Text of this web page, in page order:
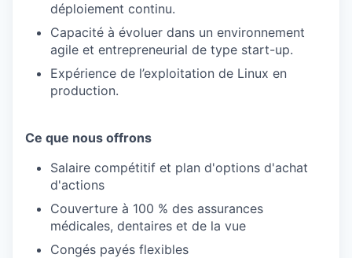
déploiement continu.
Capacité à évoluer dans un environnement
agile et entrepreneurial de type start-up.
Expérience de l’exploitation de Linux en
production.
Ce que nous offrons
Salaire compétitif et plan d'options d'achat
d'actions
Couverture à 100 % des assurances
médicales, dentaires et de la vue
Congés payés flexibles